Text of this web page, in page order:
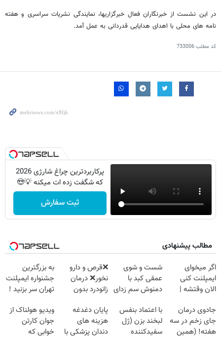
در این نشست از خبرنگاران فعال خبرگزاریها، نمایندگی نشریات سراسری و هفته
نامه های محلی با اهدای هدایایی قدردانی به عمل آمد.
کد مطلب733006
پرکاربردترین چراغ شارژی 2026
که شگفت زده ات میکنه 💡😍
ثبت سفارش
مطالب پیشنهادی
اگر میخوای
ایمپلنت کنی
الان وقتشه |
میلیون تومان!!!
شست و شوی
عمقی کبد با
دمنوش سم زدای
❌قرص‌ و دارو
نخور❌ درمان
زانودرد بدون
به بزرگترین
جشنواره ایمپلنت
تهران سر بزنید !
میلیون !
جادوی درمان
جای زخم در سه
هفته! (همین
با اعتماد بنفس
لبخند بزن (ژل
سفیدکننده
پایان دغدغه
هزینه های
دندان پزشکی با
ویدیو هولناک از
جوان کارتن
خوابی که